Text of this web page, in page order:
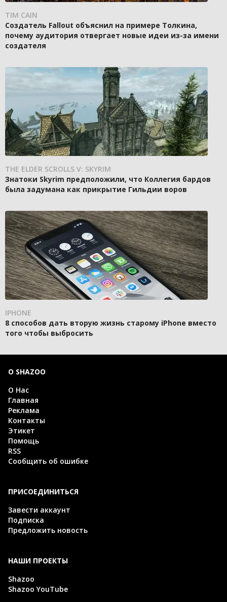
TIM CAIN
Создатель Fallout объяснил на примере Толкина,
почему аудитория отвергает новые идеи из-за имени
создателя
THE ELDER SCROLLS V: SKYRIM
Знатоки Skyrim предположили, что Коллегия бардов
была задумана как прикрытие Гильдии воров
IPHONE
8 способов дать вторую жизнь старому iPhone вместо
того чтобы выбросить
О SHAZOO
О Нас
Главная
Реклама
Контакты
Этикет
Помощь
RSS
Сообщить об ошибке
ПРИСОЕДИНИТЬСЯ
Завести аккаунт
Подписка
Предложить новость
НАШИ ПРОЕКТЫ
Shazoo
Shazoo YouTube